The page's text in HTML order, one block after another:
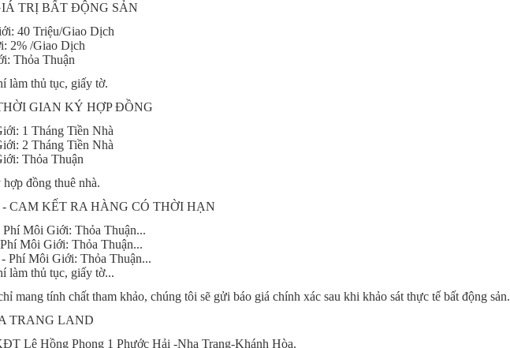
TRỊ BẤT ĐỘNG SẢN
40 Triệu/Giao Dịch
2% /Giao Dịch
Thỏa Thuận
làm thủ tục, giấy tờ.
GIAN KÝ HỢP ĐỒNG
1 Tháng Tiền Nhà
2 Tháng Tiền Nhà
Thỏa Thuận
đồng thuê nhà.
CAM KẾT RA HÀNG CÓ THỜI HẠN
Môi Giới: Thỏa Thuận...
Môi Giới: Thỏa Thuận...
Phí Môi Giới: Thỏa Thuận...
làm thủ tục, giấy tờ...
mang tính chất tham khảo, chúng tôi sẽ gửi báo giá chính xác sau khi khảo sát thực tế bất động sản.
TRANG LAND
Lê Hồng Phong 1 Phước Hải -Nha Trang-Khánh Hòa.